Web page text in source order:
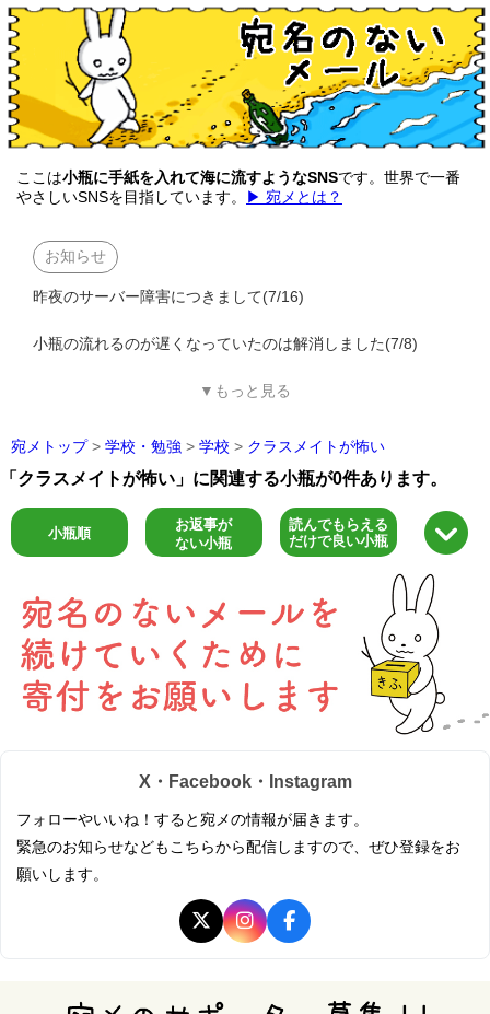
ここは小瓶に手紙を入れて海に流すようなSNSです。世界で一番
やさしいSNSを目指しています。
▶ 宛メとは？
お知らせ
昨夜のサーバー障害につきまして(7/16)
小瓶の流れるのが遅くなっていたのは解消しました(7/8)
▼もっと見る
宛メトップ > 学校・勉強 > 学校 > クラスメイトが怖い
「クラスメイトが怖い」に関連する小瓶が0件あります。
小瓶順
お返事が
ない小瓶
読んでもらえる
だけで良い小瓶
X・Facebook・Instagram
フォローやいいね！すると宛メの情報が届きます。
緊急のお知らせなどもこちらから配信しますので、ぜひ登録をお
願いします。